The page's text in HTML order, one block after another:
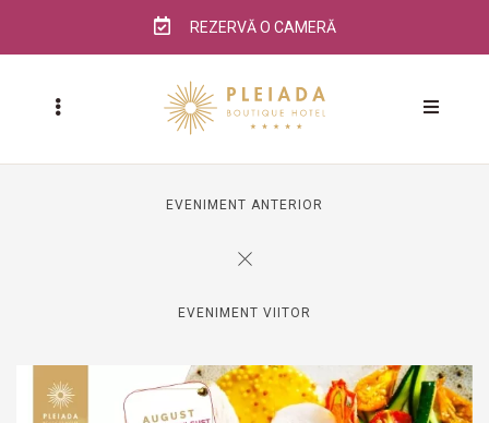
REZERVĂ O CAMERĂ
EVENIMENT ANTERIOR
EVENIMENT VIITOR